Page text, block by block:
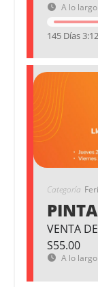
A lo
145 Días
Categoría
VENTA
S55.00
A lo